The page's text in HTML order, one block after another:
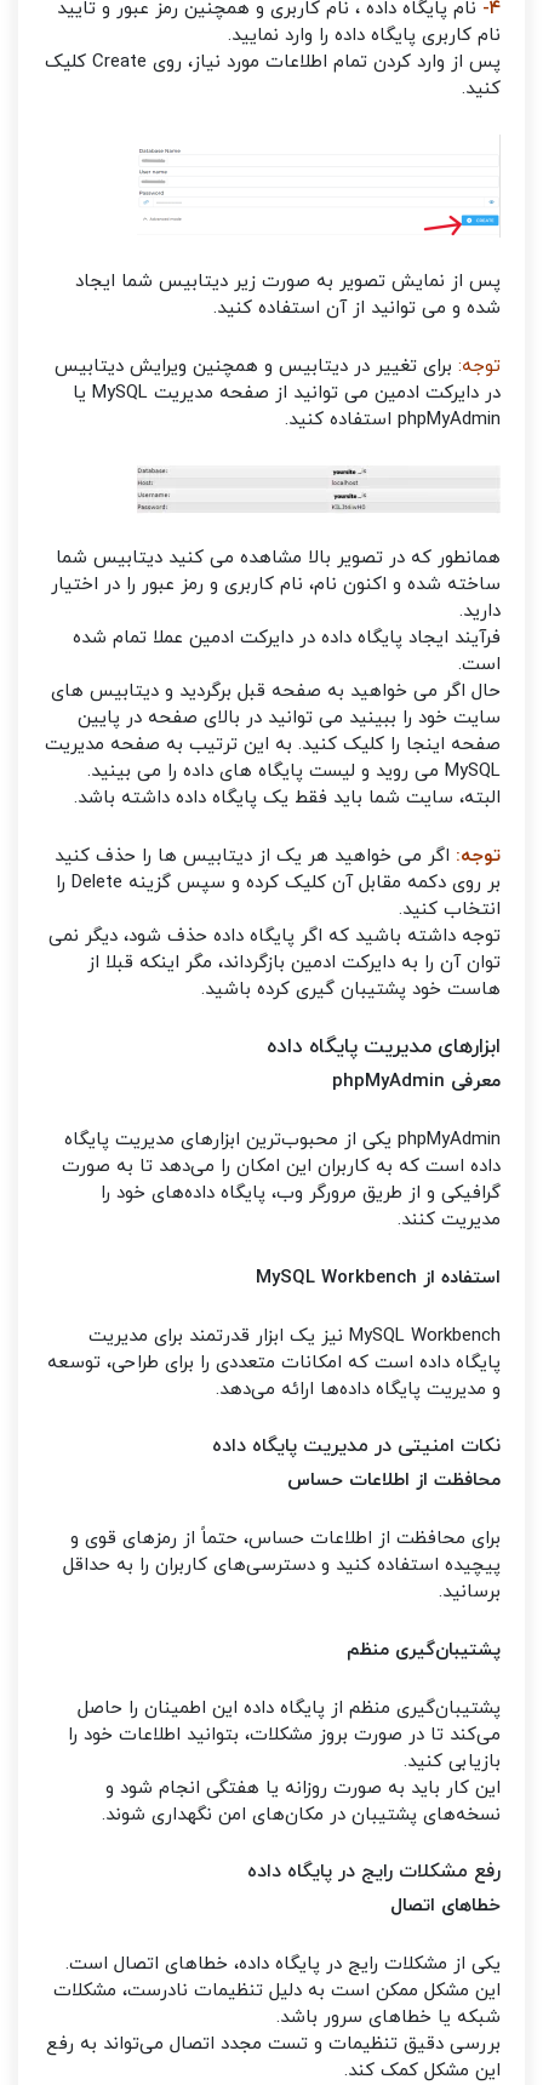
۴- نام پایگاه داده ، نام کاربری و همچنین رمز عبور و تایید
نام کاربری پایگاه داده را وارد نمایید.
پس از وارد کردن تمام اطلاعات مورد نیاز، روی Create کلیک
کنید.
پس از نمایش تصویر به صورت زیر دیتابیس شما ایجاد
شده و می توانید از آن استفاده کنید.
توجه: برای تغییر در دیتابیس و همچنین ویرایش دیتابیس
در دایرکت ادمین می توانید از صفحه مدیریت MySQL یا
phpMyAdmin استفاده کنید.
همانطور که در تصویر بالا مشاهده می کنید دیتابیس شما
ساخته شده و اکنون نام، نام کاربری و رمز عبور را در اختیار
دارید.
فرآیند ایجاد پایگاه داده در دایرکت ادمین عملا تمام شده
است.
حال اگر می خواهید به صفحه قبل برگردید و دیتابیس های
سایت خود را ببینید می توانید در بالای صفحه در پایین
صفحه اینجا را کلیک کنید. به این ترتیب به صفحه مدیریت
MySQL می روید و لیست پایگاه های داده را می بینید.
البته، سایت شما باید فقط یک پایگاه داده داشته باشد.
توجه: اگر می خواهید هر یک از دیتابیس ها را حذف کنید
بر روی دکمه مقابل آن کلیک کرده و سپس گزینه Delete را
انتخاب کنید.
توجه داشته باشید که اگر پایگاه داده حذف شود، دیگر نمی
توان آن را به دایرکت ادمین بازگرداند، مگر اینکه قبلا از
هاست خود پشتیبان گیری کرده باشید.
ابزارهای مدیریت پایگاه داده
معرفی phpMyAdmin
phpMyAdmin یکی از محبوب‌ترین ابزارهای مدیریت پایگاه
داده است که به کاربران این امکان را می‌دهد تا به صورت
گرافیکی و از طریق مرورگر وب، پایگاه داده‌های خود را
مدیریت کنند.
استفاده از MySQL Workbench
MySQL Workbench نیز یک ابزار قدرتمند برای مدیریت
پایگاه داده است که امکانات متعددی را برای طراحی، توسعه
و مدیریت پایگاه داده‌ها ارائه می‌دهد.
نکات امنیتی در مدیریت پایگاه داده
محافظت از اطلاعات حساس
برای محافظت از اطلاعات حساس، حتماً از رمزهای قوی و
پیچیده استفاده کنید و دسترسی‌های کاربران را به حداقل
برسانید.
پشتیبان‌گیری منظم
پشتیبان‌گیری منظم از پایگاه داده این اطمینان را حاصل
می‌کند تا در صورت بروز مشکلات، بتوانید اطلاعات خود را
بازیابی کنید.
این کار باید به صورت روزانه یا هفتگی انجام شود و
نسخه‌های پشتیبان در مکان‌های امن نگهداری شوند.
رفع مشکلات رایج در پایگاه داده
خطاهای اتصال
یکی از مشکلات رایج در پایگاه داده، خطاهای اتصال است.
این مشکل ممکن است به دلیل تنظیمات نادرست، مشکلات
شبکه یا خطاهای سرور باشد.
بررسی دقیق تنظیمات و تست مجدد اتصال می‌تواند به رفع
این مشکل کمک کند.